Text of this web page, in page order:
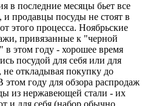
в последние месяцы бьет все
и продавцы посуды не стоят в
этого процесса. Ноябрьские
привязанные к "черной
в этом году - хорошее время
посудой для себя или для
не откладывая покупку до
году для обзора распродаж
из нержавеющей стали - их